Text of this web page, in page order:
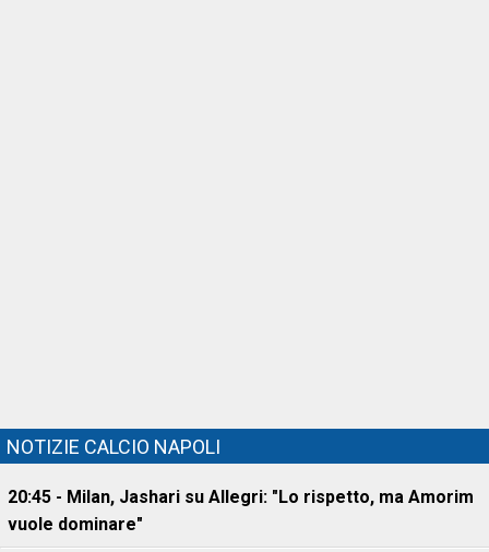
NOTIZIE CALCIO NAPOLI
20:45 - Milan, Jashari su Allegri: "Lo rispetto, ma Amorim
vuole dominare"